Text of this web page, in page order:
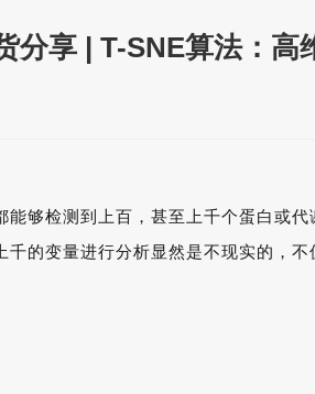
分享 | T-SNE算法：高
能够检测到上百，甚至上千个蛋白或
千的变量进行分析显然是不现实的，